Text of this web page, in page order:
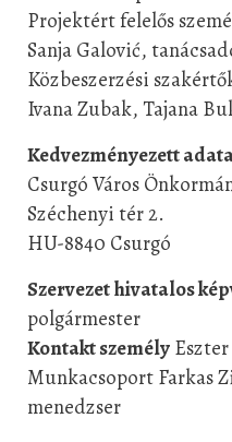
Projektért felelős
Sanja Galović,
Közbeszerzési
Ivana Zubak, Tajana
Kedvezményezett
Csurgó Város
Széchenyi tér 2.
HU-8840 Csurgó
Szervezet hivatalos
polgármester
Kontakt személy
Munkacsoport Farkas
menedzser